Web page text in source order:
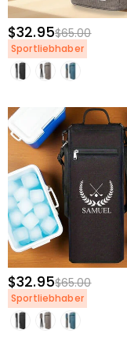
$32.95$65.00
Sportliebhaber
$32.95$65.00
Sportliebhaber